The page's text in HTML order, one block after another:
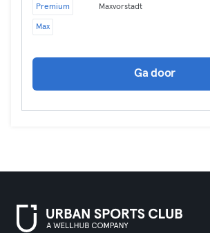
Premium
Max
Maxvorstadt
Ga door